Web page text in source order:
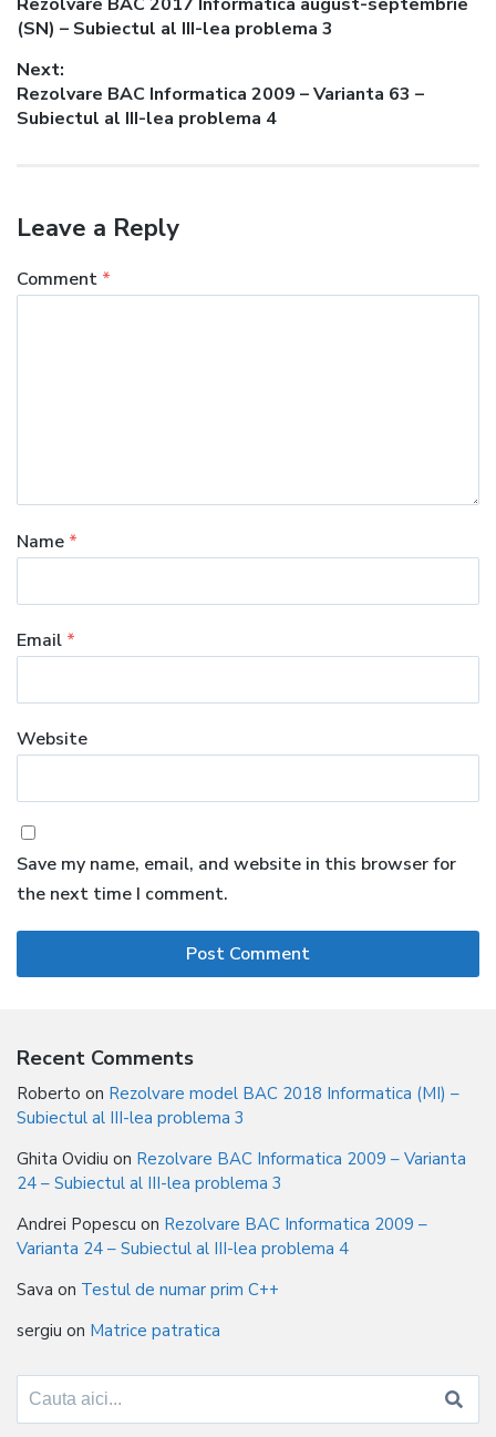
navigation
Previous
post:
Rezolvare BAC 2017 Informatica august-septembrie
(SN) – Subiectul al III-lea problema 3
Next:
Next
post:
Rezolvare BAC Informatica 2009 – Varianta 63 –
Subiectul al III-lea problema 4
Leave a Reply
Comment *
Name *
Email *
Website
Save my name, email, and website in this browser for
the next time I comment.
Recent Comments
Roberto on Rezolvare model BAC 2018 Informatica (MI) –
Subiectul al III-lea problema 3
Ghita Ovidiu on Rezolvare BAC Informatica 2009 – Varianta
24 – Subiectul al III-lea problema 3
Andrei Popescu on Rezolvare BAC Informatica 2009 –
Varianta 24 – Subiectul al III-lea problema 4
Sava on Testul de numar prim C++
sergiu on Matrice patratica
Search
for: